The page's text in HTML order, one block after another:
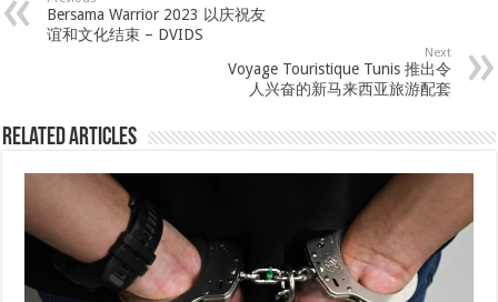
Bersama Warrior 2023 以庆祝友
谊和文化结束 – DVIDS
Next
Voyage Touristique Tunis 推出令
人兴奋的新马来西亚旅游配套
Related Articles